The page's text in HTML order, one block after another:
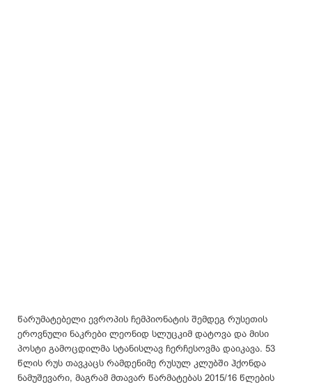
წარუმატებელი ევროპის ჩემპიონატის შემდეგ რუსეთის
ეროვნული ნაკრები ლეონიდ სლუცკიმ დატოვა და მისი
პოსტი გამოცდილმა სტანისლავ ჩერჩესოვმა დაიკავა. 53
წლის რუს თავკაცს რამდენიმე რუსულ კლუბში ჰქონდა
ნამუშევარი, მაგრამ მთავარ წარმატებას 2015/16 წლების